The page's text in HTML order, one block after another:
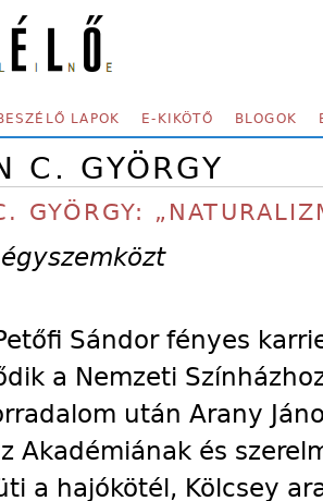
LAPOK E-KIKÖTŐ BLOGOK
C. GYÖRGY
GYÖRGY:
Sándor fényes
a Nemzeti
után Arany
Akadémiának és
a hajókötél, Kölcsey